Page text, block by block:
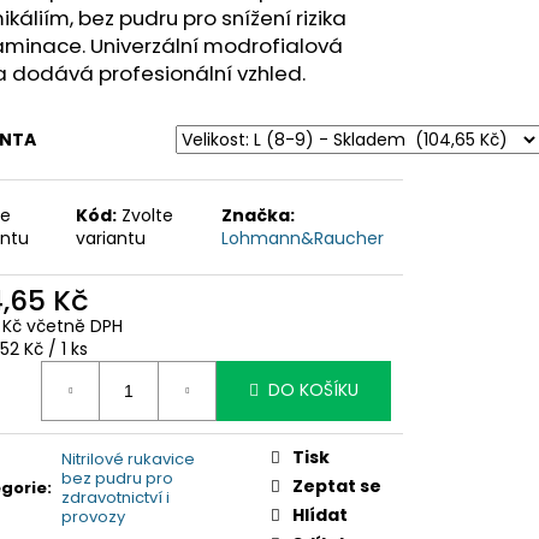
bez pudru pro snížení rizika
Univerzální modrofialová
dodává profesionální vzhled.
Kód: Zvolte
variantu
Značka:
Lohmann&Raucher
Kč
Kč včetně DPH
Kč / 1 ks
DO KOŠÍKU
:
Nitrilové rukavice
bez pudru pro
zdravotnictví i
provozy
Tisk
Zeptat se
Hlídat